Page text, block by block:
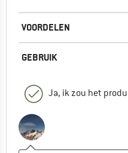
VOORDELEN
GEBRUIK
Ja, ik zou het